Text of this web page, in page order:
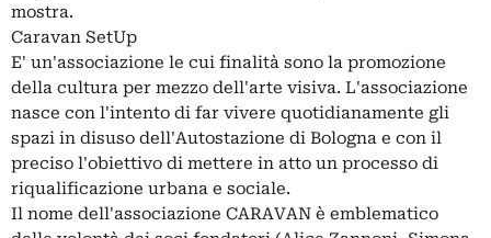
mostra.
Caravan SetUp
E' un'associazione le cui finalità sono la promozione
della cultura per mezzo dell'arte visiva. L'associazione
nasce con l'intento di far vivere quotidianamente gli
spazi in disuso dell'Autostazione di Bologna e con il
preciso l'obiettivo di mettere in atto un processo di
riqualificazione urbana e sociale.
Il nome dell'associazione CARAVAN è emblematico